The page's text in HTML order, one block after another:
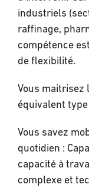
industriels
raffinage,
compétence
de flexibilité.
Vous maitrisez
équivalent
Vous savez
quotidien :
capacité à
complexe et